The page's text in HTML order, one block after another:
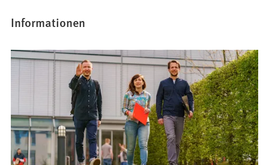
Informationen